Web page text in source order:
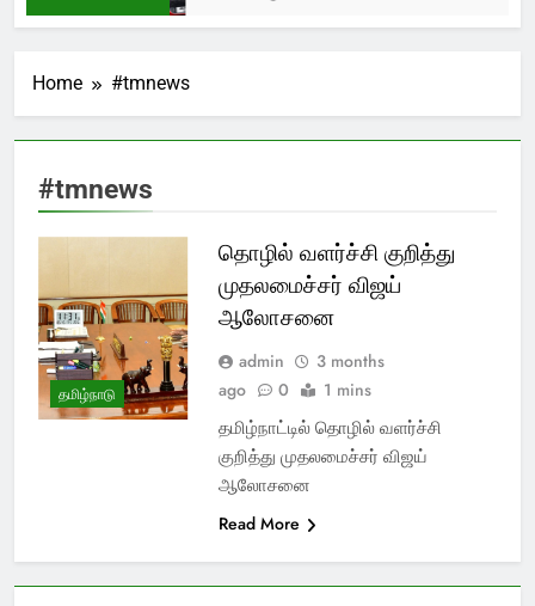
Home #tmnews
#tmnews
தமிழ்நாடு
தொழில் வளர்ச்சி குறித்து
முதலமைச்சர் விஜய்
ஆலோசனை
admin
3 months
ago
0 1 mins
தமிழ்நாட்டில் தொழில் வளர்ச்சி
குறித்து முதலமைச்சர் விஜய்
ஆலோசனை
Read More